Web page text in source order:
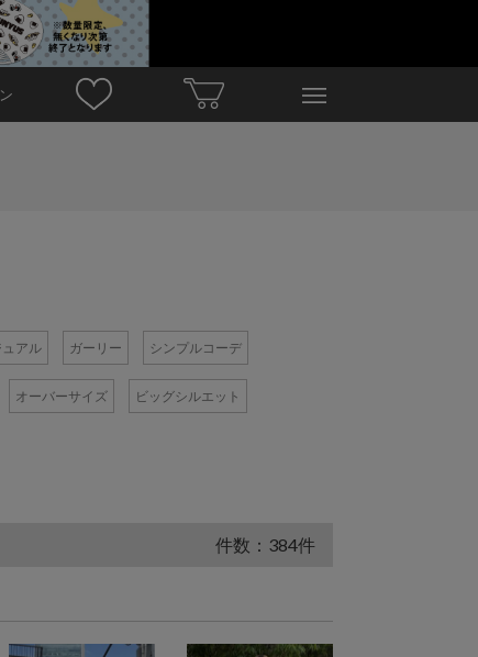
ュアル ガーリー シンプルコーデ
オーバーサイズ ビッグシルエット
件数：384件